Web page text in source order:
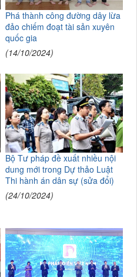
Phá thành công đường dây lừa
đảo chiếm đoạt tài sản xuyên
quốc gia
(14/10/2024)
Bộ Tư pháp đề xuất nhiều nội
dung mới trong Dự thảo Luật
Thi hành án dân sự (sửa đổi)
(24/10/2024)